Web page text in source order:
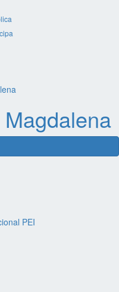
Magdalena
de navegación
PEI